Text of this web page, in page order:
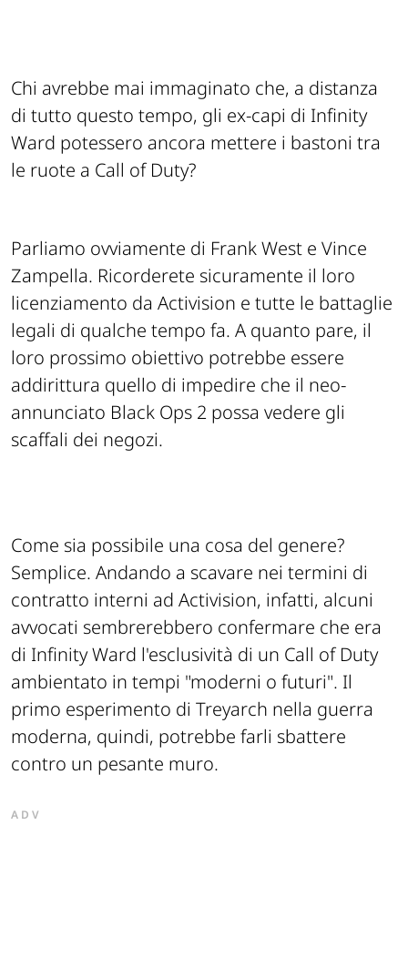
Chi avrebbe mai immaginato che, a distanza
di tutto questo tempo, gli ex-capi di Infinity
Ward potessero ancora mettere i bastoni tra
le ruote a Call of Duty?
Parliamo ovviamente di Frank West e Vince
Zampella. Ricorderete sicuramente il loro
licenziamento da Activision e tutte le battaglie
legali di qualche tempo fa. A quanto pare, il
loro prossimo obiettivo potrebbe essere
addirittura quello di impedire che il neo-
annunciato Black Ops 2 possa vedere gli
scaffali dei negozi.
Come sia possibile una cosa del genere?
Semplice. Andando a scavare nei termini di
contratto interni ad Activision, infatti, alcuni
avvocati sembrerebbero confermare che era
di Infinity Ward l'esclusività di un Call of Duty
ambientato in tempi "moderni o futuri". Il
primo esperimento di Treyarch nella guerra
moderna, quindi, potrebbe farli sbattere
contro un pesante muro.
ADV